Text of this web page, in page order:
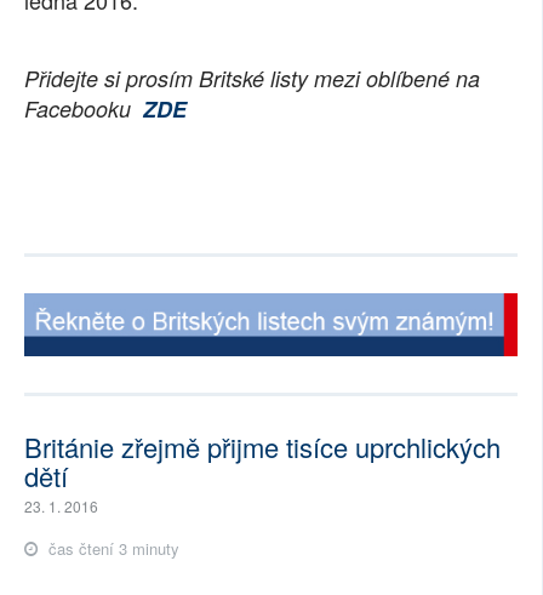
Přidejte si prosím Britské listy mezi oblíbené na
Facebooku ZDE
Británie zřejmě přijme tisíce uprchlických
dětí
23. 1. 2016
čas čtení 3 minuty